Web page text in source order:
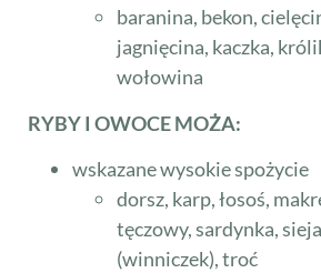
baranina, bekon,
jagnięcina, kaczka,
wołowina
RYBY I OWOCE MOŻA:
wskazane wysokie spożycie
dorsz, karp, łosoś,
tęczowy, sardynka,
(winniczek), troć